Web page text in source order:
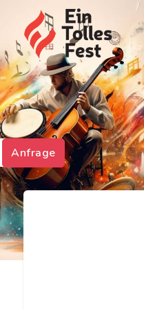
Anfrage